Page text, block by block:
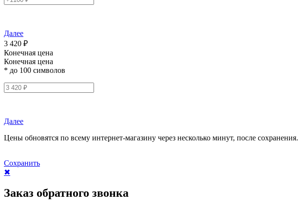
Далее
3 420 ₽
Конечная цена
Конечная цена
* до 100 символов
Далее
Цены обновятся по всему интернет-магазину через несколько минут, после сохранения.
Сохранить
✖
Заказ обратного звонка